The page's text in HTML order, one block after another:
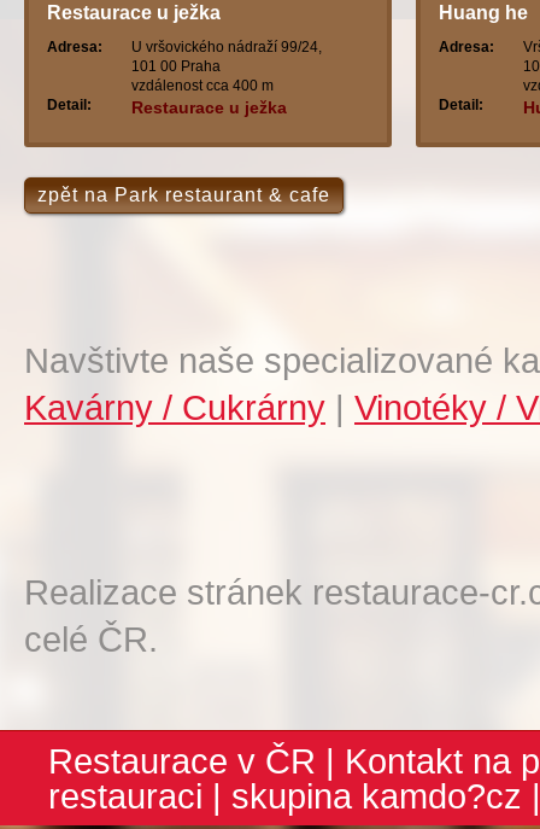
Restaurace u ježka
Adresa:
U vršovického nádraží 99/24,
101 00 Praha
vzdálenost cca 400 m
Detail:
Restaurace u ježka
Huang he
Adresa:
Detail:
zpět na Park restaurant & cafe
Navštivte naše specializované
Kavárny / Cukrárny | Vinotéky /
Realizace stránek restaurace-
celé ČR.
Restaurace v ČR | Kontakt na
restauraci | skupina kamdo?cz |